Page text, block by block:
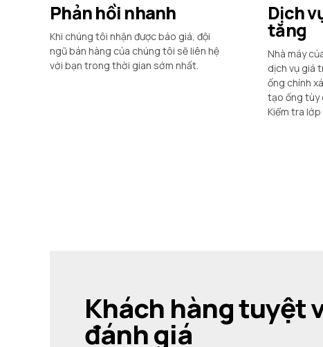
Phản hồi nhanh
Khi chúng tôi nhận được báo giá, đội
ngũ bán hàng của chúng tôi sẽ liên hệ
với bạn trong thời gian sớm nhất.
Dịch
tăng
Nhà máy
dịch vụ giá
ống chính
tạo ống tùy
Kiểm tra lớp
Khách hàng tuyệt
đánh giá